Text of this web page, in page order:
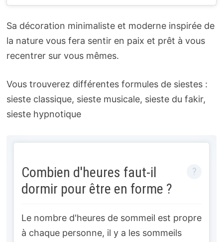
Sa décoration minimaliste et moderne inspirée de
la nature vous fera sentir en paix et prêt à vous
recentrer sur vous mêmes.
Vous trouverez différentes formules de siestes :
sieste classique, sieste musicale, sieste du fakir,
sieste hypnotique
Combien d'heures faut-il
dormir pour être en forme ?
Le nombre d'heures de sommeil est propre
à chaque personne, il y a les sommeils